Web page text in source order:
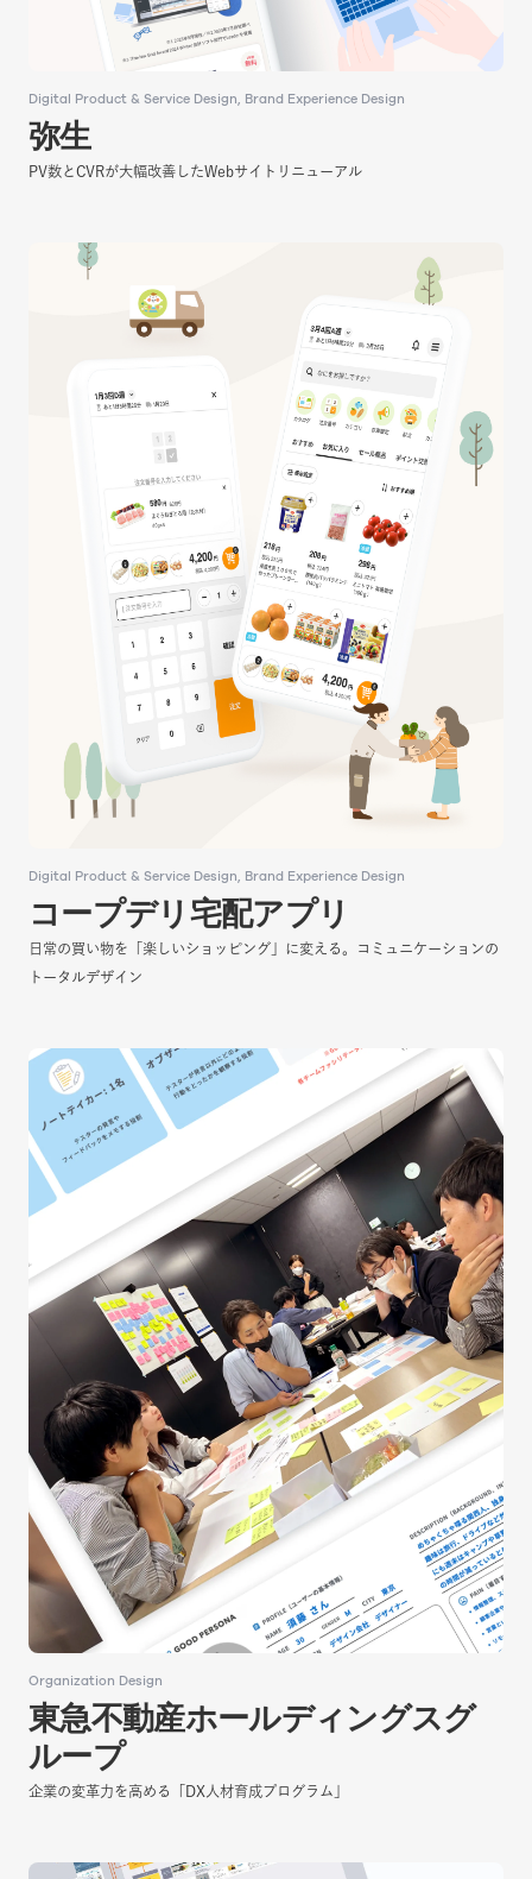
Digital Product & Service Design Brand Experience Design
弥生
PV数とCVRが大幅改善したWebサイトリニューアル
Digital Product & Service Design Brand Experience Design
コープデリ宅配アプリ
日常の買い物を「楽しいショッピング」に変える。コミュニケーションの
トータルデザイン
Organization Design
東急不動産ホールディングスグ
ループ
企業の変革力を高める「DX人材育成プログラム」
Digital Product & Service Design Brand Experience Design
弥生
PV数とCVRが大幅改善したWebサイトリニューアル
Digital Product & Service Design Brand Experience Design
コープデリ宅配アプリ
日常の買い物を「楽しいショッピング」に変える。コミュニケーションの
トータルデザイン
Organization Design
東急不動産ホールディングスグ
ループ
企業の変革力を高める「DX人材育成プログラム」